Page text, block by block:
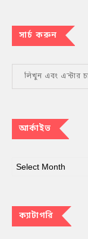
সার্চ করুন
আর্কাইভ
ক্যাটাগরি